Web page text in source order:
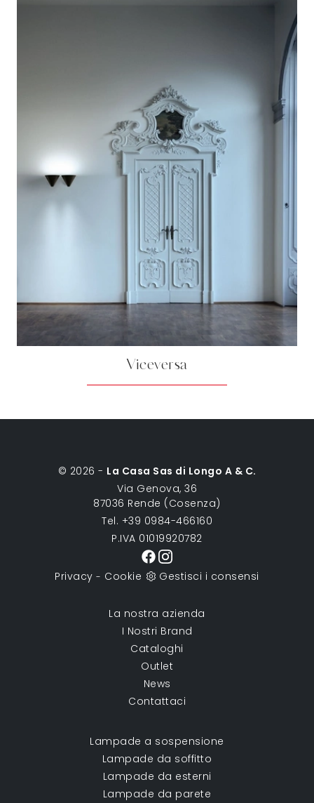
Viceversa
© 2026 - La Casa Sas di Longo A & C.
Via Genova, 36
87036 Rende (Cosenza)
Tel. +39 0984-466160
P.IVA 01019920782
Privacy - Cookie Gestisci i consensi
La nostra azienda
I Nostri Brand
Cataloghi
Outlet
News
Contattaci
Lampade a sospensione
Lampade da soffitto
Lampade da esterni
Lampade da parete